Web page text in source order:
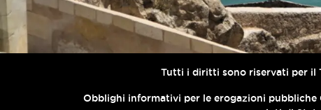
Tutti i diritti sono riservati per il
Obblighi informativi per le erogazioni